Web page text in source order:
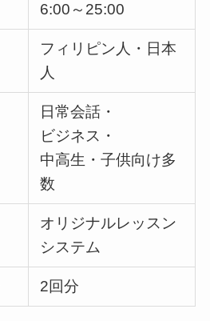
6:00～25:00
フィリピン人・日本
人
日常会話・
ビジネス・
中高生・子供向け多
数
オリジナルレッスン
システム
2回分